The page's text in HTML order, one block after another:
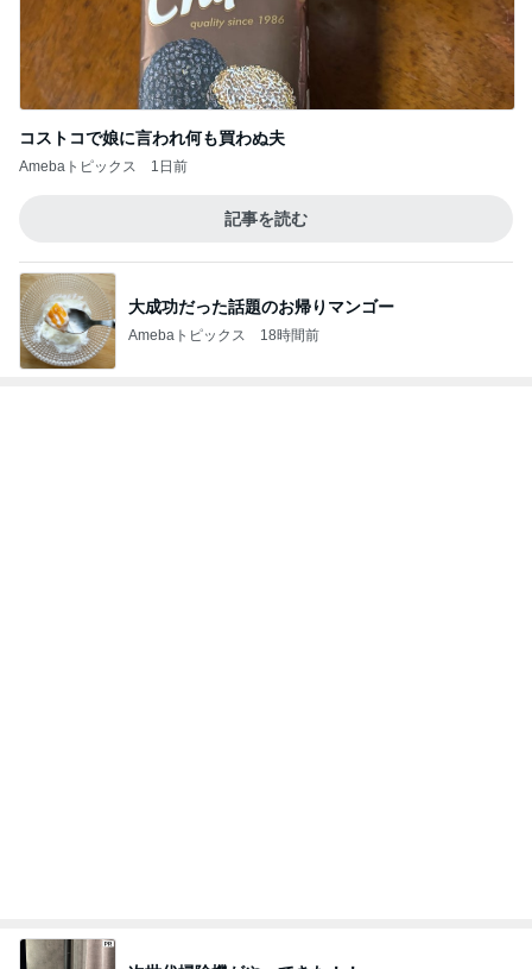
コストコで娘に言われ何も買わぬ夫
Amebaトピックス 1日前
記事を読む
大成功だった話題のお帰りマンゴー
Amebaトピックス 18時間前